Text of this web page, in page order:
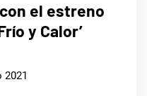
el estreno
y Calor’
2021